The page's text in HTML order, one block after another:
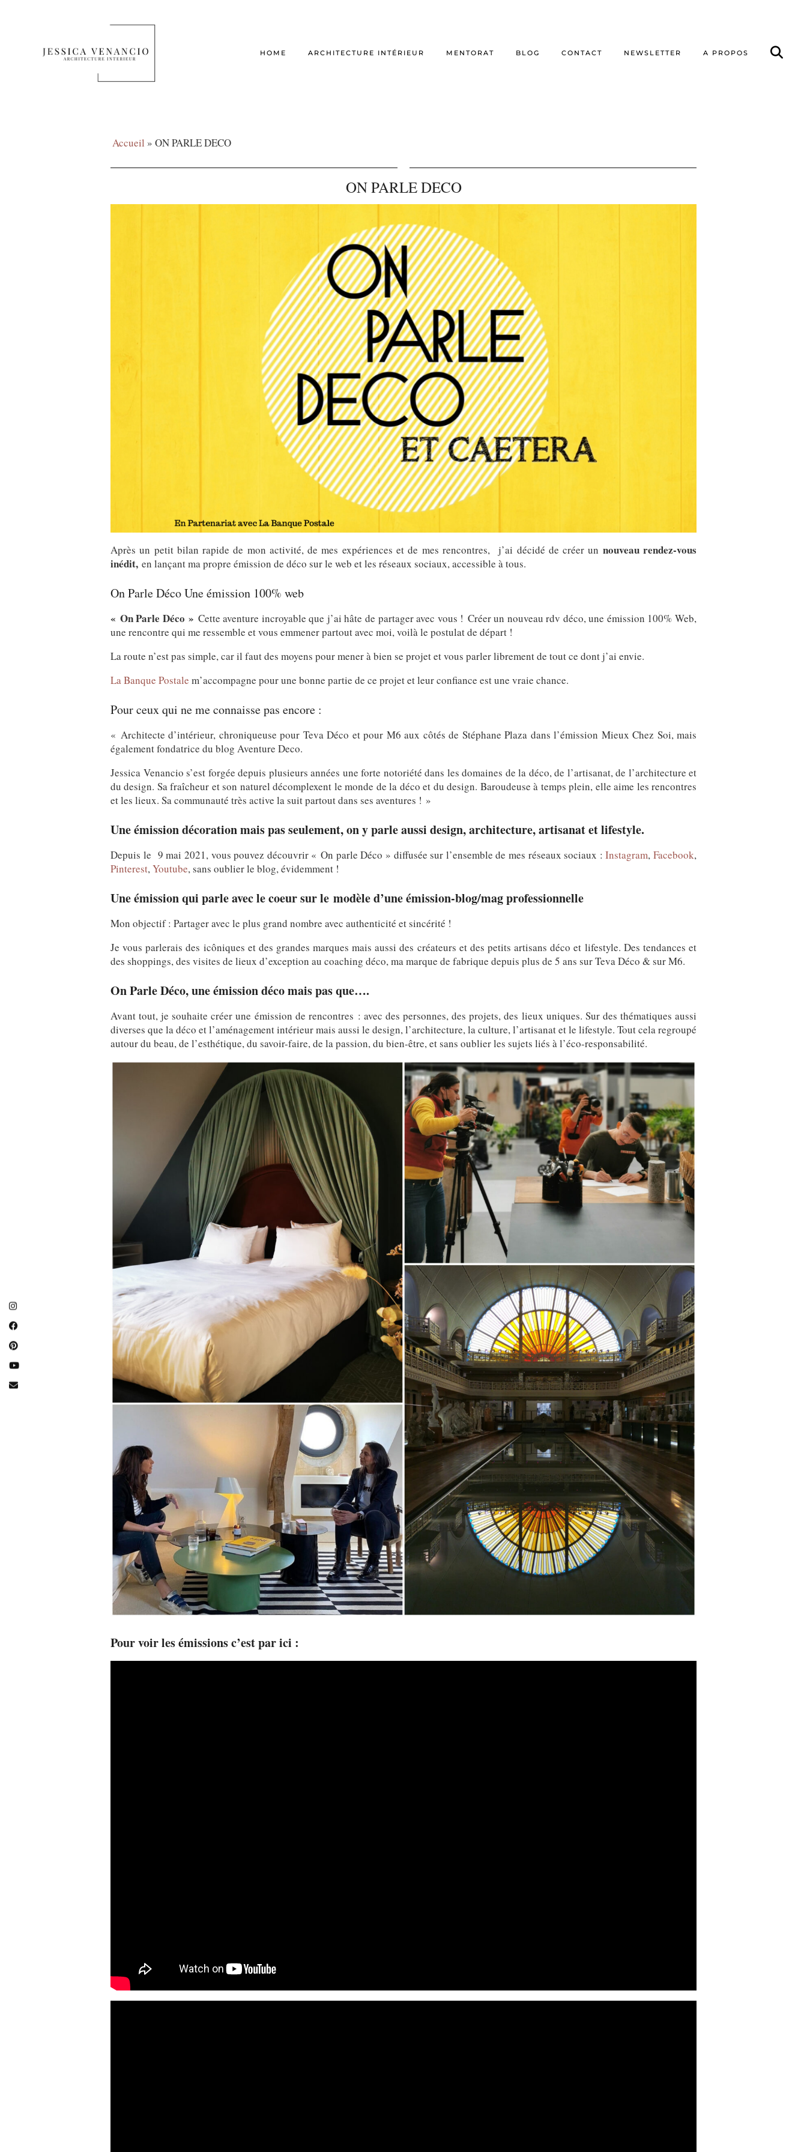
HOME ARCHITECTURE INTÉRIEUR MENTORAT BLOG CONTACT NEWSLETTER A PROPOS
Accueil » ON PARLE DECO
ON PARLE DECO
Après un petit bilan rapide de mon activité, de mes expériences et de mes rencontres, j’ai décidé de créer un nouveau rendez-vous
inédit, en lançant ma propre émission de déco sur le web et les réseaux sociaux, accessible à tous.
On Parle Déco Une émission 100% web
« On Parle Déco » Cette aventure incroyable que j’ai hâte de partager avec vous ! Créer un nouveau rdv déco, une émission 100% Web,
une rencontre qui me ressemble et vous emmener partout avec moi, voilà le postulat de départ !
La route n’est pas simple, car il faut des moyens pour mener à bien se projet et vous parler librement de tout ce dont j’ai envie.
La Banque Postale m’accompagne pour une bonne partie de ce projet et leur confiance est une vraie chance.
Pour ceux qui ne me connaisse pas encore :
« Architecte d’intérieur, chroniqueuse pour Teva Déco et pour M6 aux côtés de Stéphane Plaza dans l’émission Mieux Chez Soi, mais
également fondatrice du blog Aventure Deco.
Jessica Venancio s’est forgée depuis plusieurs années une forte notoriété dans les domaines de la déco, de l’artisanat, de l’architecture et
du design. Sa fraîcheur et son naturel décomplexent le monde de la déco et du design. Baroudeuse à temps plein, elle aime les rencontres
et les lieux. Sa communauté très active la suit partout dans ses aventures ! »
Une émission décoration mais pas seulement, on y parle aussi design, architecture, artisanat et lifestyle.
Depuis le 9 mai 2021, vous pouvez découvrir « On parle Déco » diffusée sur l’ensemble de mes réseaux sociaux :Instagram,Facebook,
Pinterest,Youtube, sans oublier le blog, évidemment !
Une émission qui parle avec le coeur sur le modèle d’une émission-blog/mag professionnelle
Mon objectif : Partager avec le plus grand nombre avec authenticité et sincérité !
Je vous parlerais des icôniques et des grandes marques mais aussi des créateurs et des petits artisans déco et lifestyle. Des tendances et
des shoppings, des visites de lieux d’exception au coaching déco, ma marque de fabrique depuis plus de 5 ans sur Teva Déco & sur M6.
On Parle Déco, une émission déco mais pas que….
Avant tout, je souhaite créer une émission de rencontres : avec des personnes, des projets, des lieux uniques. Sur des thématiques aussi
diverses que la déco et l’aménagement intérieur mais aussi le design, l’architecture, la culture, l’artisanat et le lifestyle. Tout cela regroupé
autour du beau, de l’esthétique, du savoir-faire, de la passion, du bien-être, et sans oublier les sujets liés à l’éco-responsabilité.
Pour voir les émissions c’est par ici :